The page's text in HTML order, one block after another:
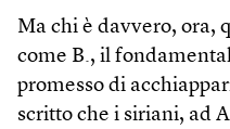
Ma chi è davvero, ora,
come B., il
promesso di
scritto che i siriani, ad